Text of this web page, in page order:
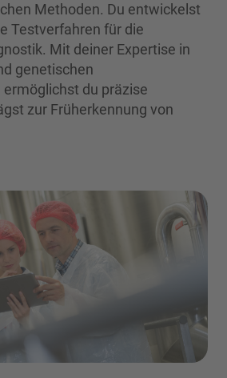
Methoden. Du entwickelst
Testverfahren für die
Mit deiner Expertise in
genetischen
du präzise
zur Früherkennung von